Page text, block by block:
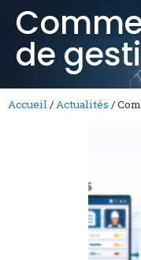
de
Accueil/Actualités /